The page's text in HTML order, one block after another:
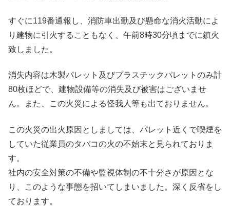
すぐに119番通報し、消防車出勤及び懸命な消火活動によ
り建物に引火することもなく、午前8時30分頃までに鎮火
致しました。
消失内容は木製パレット及びプラスチックパレットのみ計
80枚ほどで、建物設備等の消失及び被害はございませ
ん。また、この火災による怪我人等も出ておりません。
この火災の出火原因としましては、パレット近くで喫煙を
していた従業員のタバコの火の不始末と見られておりま
す。
社内の安全対策の不備や監視体制の不十分さが原因とな
り、このような事態を招いてしまいました。深く反省をし
ております。